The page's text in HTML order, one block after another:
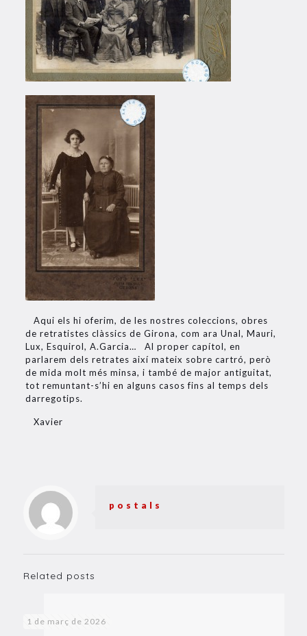
Aqui els hi oferim, de les nostres coleccions, obres
de retratistes clàssics de Girona, com ara Unal, Mauri,
Lux, Esquirol, A.Garcia… Al proper capítol, en
parlarem dels retrates així mateix sobre cartró, però
de mida molt més minsa, i també de major antiguitat,
tot remuntant-s’hi en alguns casos fins al temps dels
darregotips.
Xavier
postals
Related posts
1 de març de 2026